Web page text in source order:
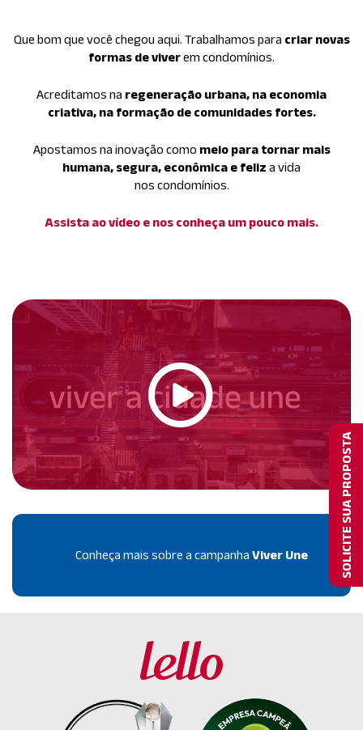
Que bom que você chegou aqui. Trabalhamos para criar novas
formas de viverem condomínios.
Acreditamos na regeneração urbana, na economia
criativa, na formação de comunidades fortes.
Apostamos na inovação como meio para tornar mais
humana, segura, econômica e feliz a vida
nos condomínios.
Assista ao vídeo e nos conheça um pouco mais.
Conheça mais sobre a campanha Viver Une SOLICITE SUA PROPOSTA